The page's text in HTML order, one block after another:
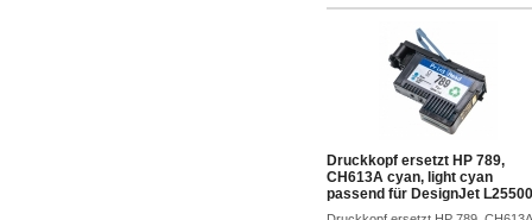
Druckkopf ersetzt HP 789,
CH613A cyan, light cyan
passend für DesignJet L25500